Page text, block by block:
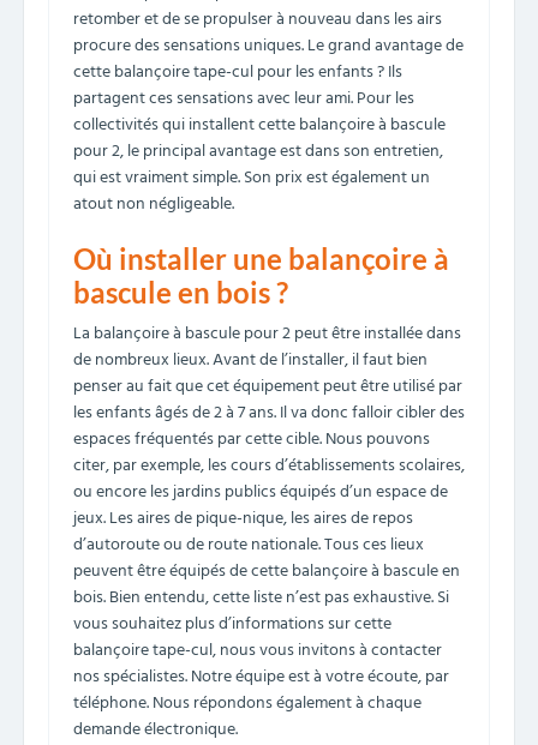
retomber et de se propulser à nouveau dans les airs
procure des sensations uniques. Le grand avantage de
cette balançoire tape-cul pour les enfants ? Ils
partagent ces sensations avec leur ami. Pour les
collectivités qui installent cette balançoire à bascule
pour 2, le principal avantage est dans son entretien,
qui est vraiment simple. Son prix est également un
atout non négligeable.
Où installer une balançoire à
bascule en bois ?
La balançoire à bascule pour 2 peut être installée dans
de nombreux lieux. Avant de l’installer, il faut bien
penser au fait que cet équipement peut être utilisé par
les enfants âgés de 2 à 7 ans. Il va donc falloir cibler des
espaces fréquentés par cette cible. Nous pouvons
citer, par exemple, les cours d’établissements scolaires,
ou encore les jardins publics équipés d’un espace de
jeux. Les aires de pique-nique, les aires de repos
d’autoroute ou de route nationale. Tous ces lieux
peuvent être équipés de cette balançoire à bascule en
bois. Bien entendu, cette liste n’est pas exhaustive. Si
vous souhaitez plus d’informations sur cette
balançoire tape-cul, nous vous invitons à contacter
nos spécialistes. Notre équipe est à votre écoute, par
téléphone. Nous répondons également à chaque
demande électronique.